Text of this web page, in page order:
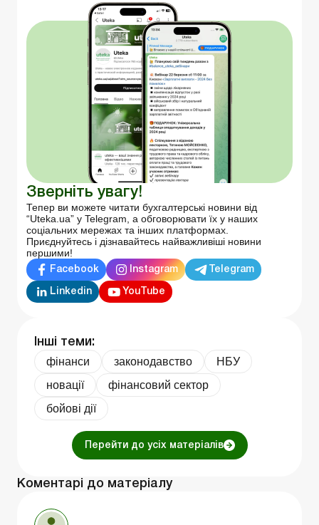
Зверніть увагу!
Тепер ви можете читати бухгалтерські новини від
“Uteka.ua” у Telegram, а обговорювати їх у наших
соціальних мережах та інших платформах.
Приєднуйтесь і дізнавайтесь найважливіші новини
першими!
Facebook Instagram Telegram
Linkedin YouTube
Інші теми:
фінанси законодавство
НБУ
новації
фінансовий сектор
бойові дії
Перейти до усіх матеріалів
Коментарі до матеріалу